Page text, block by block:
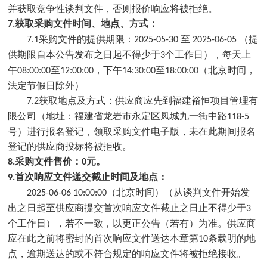
并获取竞争性谈判文件，否则报价响应将被拒绝。
7.获取采购文件时间、地点、方式：
7.1采购文件的提供期限：2025-05-30至 2025-06-05
（提
供期限自本公告发布之日起不得少于3个工作日），每天上
午08:00:00至12:00:00 ，下午14:30:00至18:00:00 （北京时间，
法定节假日除外）
7.2获取地点及方式：供应商应先到福建裕恒项目管理有
限公司
（地址：福建省龙岩市永定区凤城九一街中路118-5
号）进行报名登记，领取采购文件电子版，未在此期间报名
登记的供应商投标将被拒收。
8.采购文件售价：0元。
9.首次响应文件递交截止时间及地点：
2025-06-06 10:00:00 （北京时间）（从谈判文件开始发
出之日起至供应商提交首次响应文件截止之日止不得少于3
个工作日），若不一致，以更正公告（若有）为准。供应商
应在此之前将密封的首次响应文件送达本章第10条载明的地
点，逾期送达的或不符合规定的响应文件将被拒绝接收。